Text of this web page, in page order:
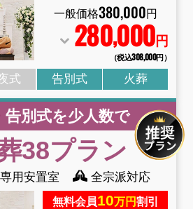
一般価格380,000円
280,000円
（税込308,000円）
式 告別式 火葬
告別式を少人数で
38プラン
専用安置室 全宗派対応
無料会員10万円割引